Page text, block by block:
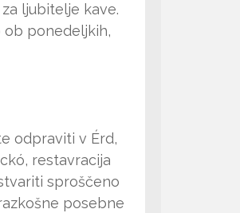
ljubitelje kave.
ob ponedeljkih,
odpraviti v Érd,
restavracija
sproščeno
posebne